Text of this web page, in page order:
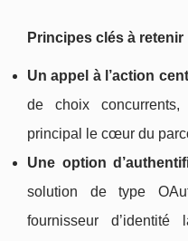
Principes clés à retenir
Un appel à l’action
de choix
principal le cœur du
Une option
solution de type
fournisseur